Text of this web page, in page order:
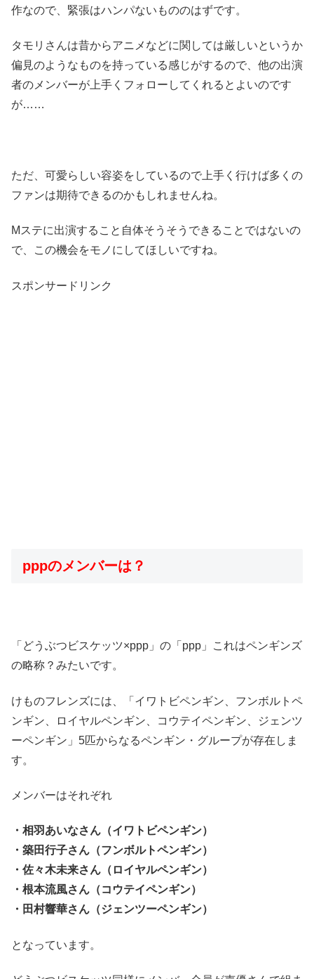
作なので、緊張はハンパないもののはずです。
タモリさんは昔からアニメなどに関しては厳しいというか
偏見のようなものを持っている感じがするので、他の出演
者のメンバーが上手くフォローしてくれるとよいのです
が……
ただ、可愛らしい容姿をしているので上手く行けば多くの
ファンは期待できるのかもしれませんね。
Mステに出演すること自体そうそうできることではないの
で、この機会をモノにしてほしいですね。
スポンサードリンク
pppのメンバーは？
「どうぶつビスケッツ×ppp」の「ppp」これはペンギンズ
の略称？みたいです。
けものフレンズには、「イワトビペンギン、フンボルトペ
ンギン、ロイヤルペンギン、コウテイペンギン、ジェンツ
ーペンギン」5匹からなるペンギン・グループが存在しま
す。
メンバーはそれぞれ
・相羽あいなさん（イワトビペンギン）
・築田行子さん（フンボルトペンギン）
・佐々木未来さん（ロイヤルペンギン）
・根本流風さん（コウテイペンギン）
・田村響華さん（ジェンツーペンギン）
となっています。